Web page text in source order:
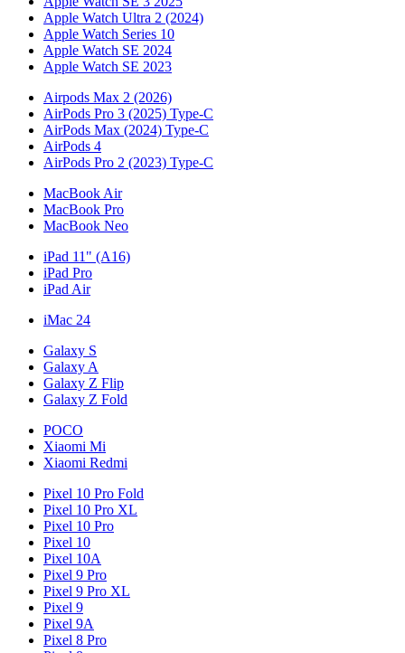
Apple Watch Ultra 2 (2024)
Apple Watch Series 10
Apple Watch SE 2024
Apple Watch SE 2023
Airpods Max 2 (2026)
AirPods Pro 3 (2025) Type-C
AirPods Max (2024) Type-C
AirPods 4
AirPods Pro 2 (2023) Type-C
MacBook Air
MacBook Pro
MacBook Neo
iPad 11" (A16)
iPad Pro
iPad Air
iMac 24
Galaxy S
Galaxy A
Galaxy Z Flip
Galaxy Z Fold
POCO
Xiaomi Mi
Xiaomi Redmi
Pixel 10 Pro Fold
Pixel 10 Pro XL
Pixel 10 Pro
Pixel 10
Pixel 10A
Pixel 9 Pro
Pixel 9 Pro XL
Pixel 9
Pixel 9A
Pixel 8 Pro